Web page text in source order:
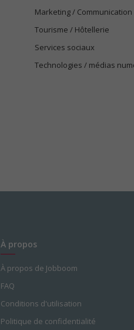
Marketing / Communication
Tourisme / Hôtellerie
Services sociaux
Technologies / médias
À propos
À propos de Jobboom
FAQ
Conditions d'utilisation
Politique de confidentialité